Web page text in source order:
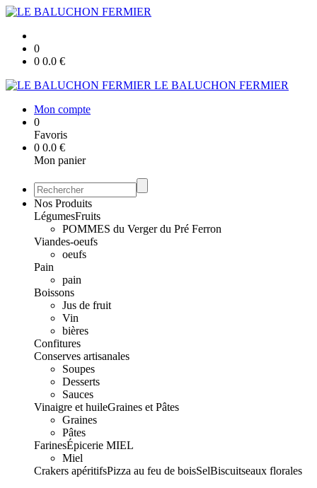
0
0 0.0 €
LE BALUCHON FERMIER
Mon compte
0
Favoris
0 0.0 €
Mon panier
Nos Produits
LégumesFruits
POMMES du Verger du Pré Ferron
Viandes-oeufs
oeufs
Pain
pain
Boissons
Jus de fruit
Vin
bières
Confitures
Conserves artisanales
Soupes
Desserts
Sauces
Vinaigre et huileGraines et Pâtes
Graines
Pâtes
FarinesÉpicerie MIEL
Miel
Crakers apéritifsPizza au feu de boisSelBiscuitseaux florales